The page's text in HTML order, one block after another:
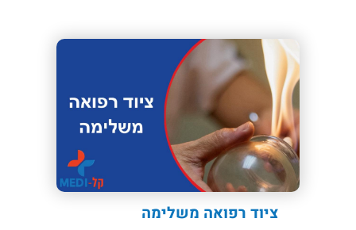
ציוד רפואה משלימה